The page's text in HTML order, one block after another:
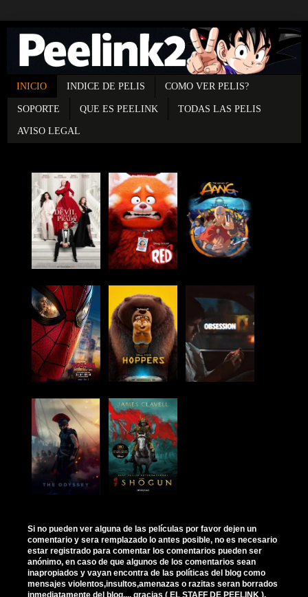
INICIO INDICE DE PELIS COMO VER PELIS?
SOPORTE QUE ES PEELINK TODAS LAS PELIS
AVISO LEGAL
Si no pueden ver alguna de las películas por favor dejen un
comentario y sera remplazado lo antes posible, no es necesario
estar registrado para comentar los comentarios pueden ser
anónimo, en caso de que algunos de los comentarios sean
inapropiados y vayan encontra de las políticas del blog como
mensajes violentos,insultos,amenazas o razitas seran borrados
inmediatamente del blog.... gracias ( EL STAFF DE PEELINK ).